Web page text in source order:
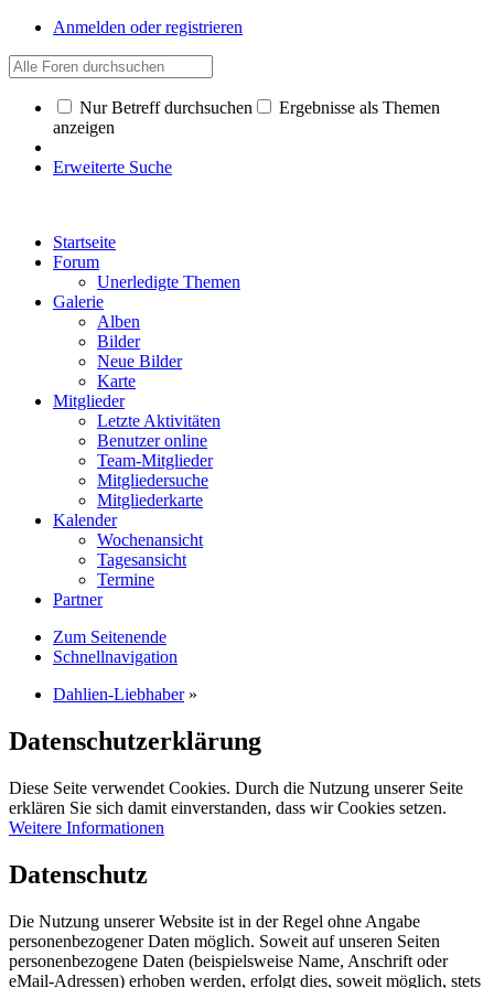
Anmelden oder registrieren
Nur Betreff durchsuchen
Ergebnisse als Themen
anzeigen
Erweiterte Suche
Startseite
Forum
Unerledigte Themen
Galerie
Alben
Bilder
Neue Bilder
Karte
Mitglieder
Letzte Aktivitäten
Benutzer online
Team-Mitglieder
Mitgliedersuche
Mitgliederkarte
Kalender
Wochenansicht
Tagesansicht
Termine
Partner
Zum Seitenende
Schnellnavigation
Dahlien-Liebhaber »
Datenschutzerklärung
Diese Seite verwendet Cookies. Durch die Nutzung unserer Seite
erklären Sie sich damit einverstanden, dass wir Cookies setzen.
Weitere Informationen
Datenschutz
Die Nutzung unserer Website ist in der Regel ohne Angabe
personenbezogener Daten möglich. Soweit auf unseren Seiten
personenbezogene Daten (beispielsweise Name, Anschrift oder
eMail-Adressen) erhoben werden, erfolgt dies, soweit möglich, stets